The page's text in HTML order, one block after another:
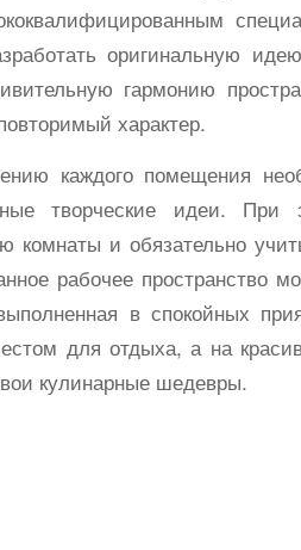
оригинальную
гармонию
характер.
каждого помещения
творческие идеи.
комнаты и обязательно
рабочее пространство
в спокойных
для отдыха, а на
кулинарные шедевры.